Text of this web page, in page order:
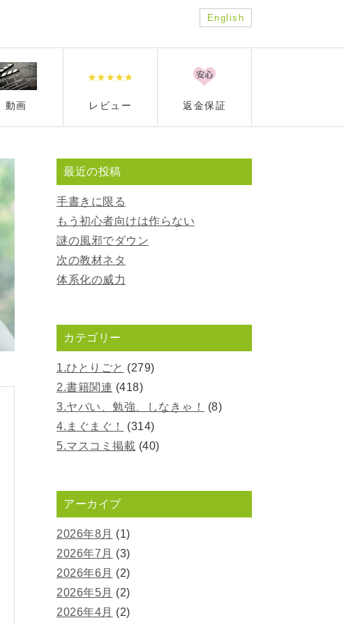
English
動画 レビュー 返金保証
最近の投稿
手書きに限る
もう初心者向けは作らない
謎の風邪でダウン
次の教材ネタ
体系化の威力
カテゴリー
1.ひとりごと (279)
2.書籍関連 (418)
3.ヤバい、勉強、しなきゃ！
(8)
4.まぐまぐ！
(314)
5.マスコミ掲載 (40)
アーカイブ
2026年8月 (1)
2026年7月 (3)
2026年6月 (2)
2026年5月 (2)
2026年4月 (2)